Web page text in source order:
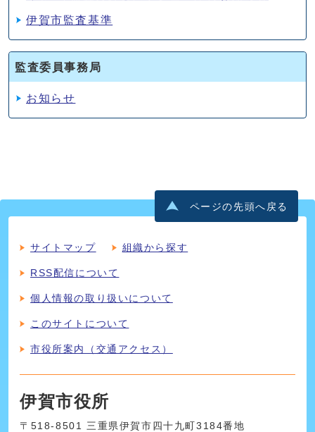
伊賀市監査基準
監査委員事務局
お知らせ
ページの先頭へ戻る
サイトマップ 組織から探す
RSS配信について
個人情報の取り扱いについて
このサイトについて
市役所案内（交通アクセス）
伊賀市役所
〒518-8501 三重県伊賀市四十九町3184番地